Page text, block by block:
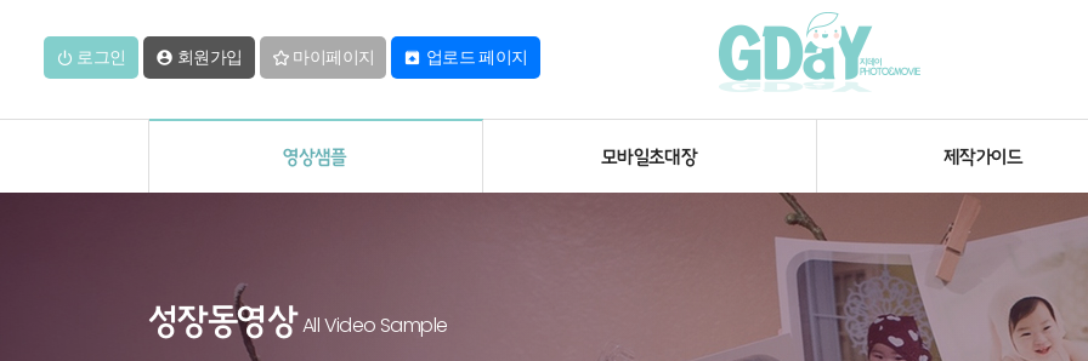
로그인  회원가입 마이페이지  업로드 페이지
영상샘플 모바일초대장 제작가이드
성장동영상 All Video Sample